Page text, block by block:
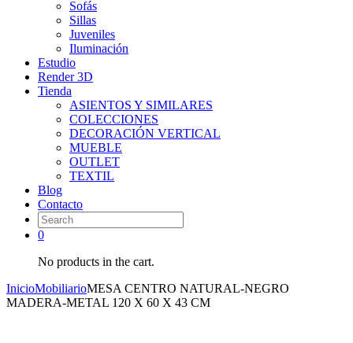
Sofás
Sillas
Juveniles
Iluminación
Estudio
Render 3D
Tienda
ASIENTOS Y SIMILARES
COLECCIONES
DECORACIÓN VERTICAL
MUEBLE
OUTLET
TEXTIL
Blog
Contacto
0
No products in the cart.
InicioMobiliarioMESA CENTRO NATURAL-NEGRO
MADERA-METAL 120 X 60 X 43 CM